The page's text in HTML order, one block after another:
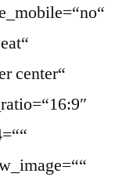
center“